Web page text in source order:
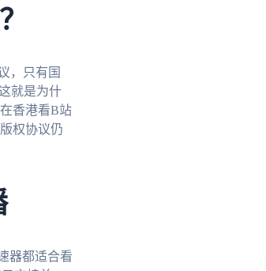
，只有国
就是为什
香港看B站
权协议仍
器都适合看